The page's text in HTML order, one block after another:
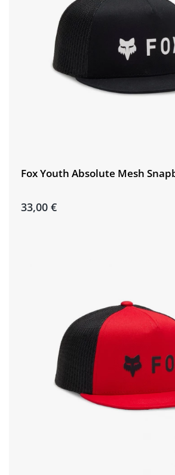
Fox Youth Absolute Mesh
33,00 €